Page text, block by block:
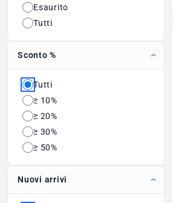
Esaurito
Tutti
Sconto %
Tutti
≥ 10%
≥ 20%
≥ 30%
≥ 50%
Nuovi arrivi